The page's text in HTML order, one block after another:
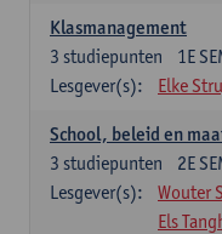
Klasmanagement
1E
3 studiepunten
Lesgever(s):
Elke
School, beleid en
2E
3 studiepunten
Lesgever(s):
Wouter
Els